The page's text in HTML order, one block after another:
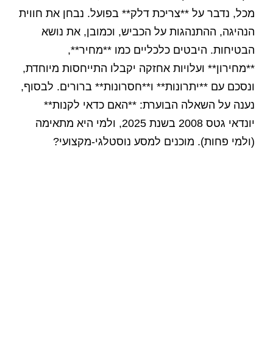
מכל, נדבר על **צריכת דלק** בפועל. נבחן את חווית
הנהיגה, ההתנהגות על הכביש, וכמובן, את נושא
הבטיחות. היבטים כלכליים כמו **מחיר**,
**מחירון** ועלויות אחזקה יקבלו התייחסות מיוחדת,
ונסכם עם **יתרונות** ו**חסרונות** ברורים. לבסוף,
נענה על השאלה הבוערת: **האם כדאי לקנות**
יונדאי גטס 2008 בשנת 2025, ולמי היא מתאימה
(ולמי פחות). מוכנים למסע נוסטלגי-מקצועי?